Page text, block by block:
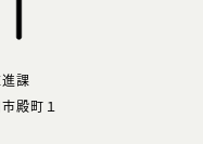
課
殿町１